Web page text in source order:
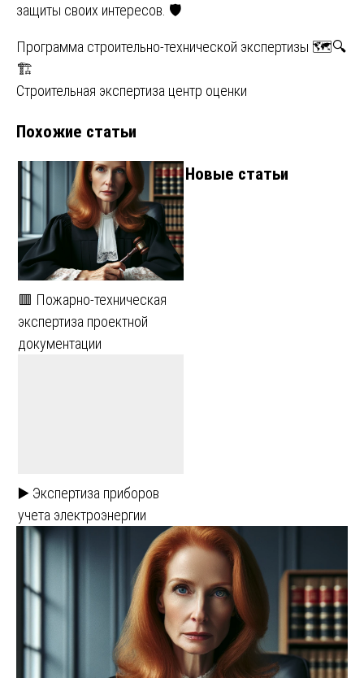
защиты своих интересов. 🛡️
Навигация
по
Программа строительно-технической экспертизы 🗺️🔍
🏗
Строительная экспертиза центр оценки
Похожие статьи
🟥 Пожарно-техническая
экспертиза проектной
документации
▶️ Экспертиза приборов
учета электроэнергии
Новые статьи